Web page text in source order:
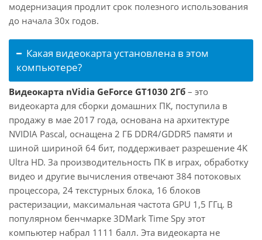
модернизация продлит срок полезного использования
до начала 30х годов.
Какая видеокарта установлена в этом
компьютере?
Видеокарта nVidia GeForce GT1030 2Гб – это
видеокарта для сборки домашних ПК, поступила в
продажу в мае 2017 года, основана на архитектуре
NVIDIA Pascal, оснащена 2 ГБ DDR4/GDDR5 памяти и
шиной шириной 64 бит, поддерживает разрешение 4K
Ultra HD. За производительность ПК в играх, обработку
видео и другие вычисления отвечают 384 потоковых
процессора, 24 текстурных блока, 16 блоков
растеризации, максимальная частота GPU 1,5 ГГц. В
популярном бенчмарке 3DMark Time Spy этот
компьютер набрал 1111 балл. Эта видеокарта не